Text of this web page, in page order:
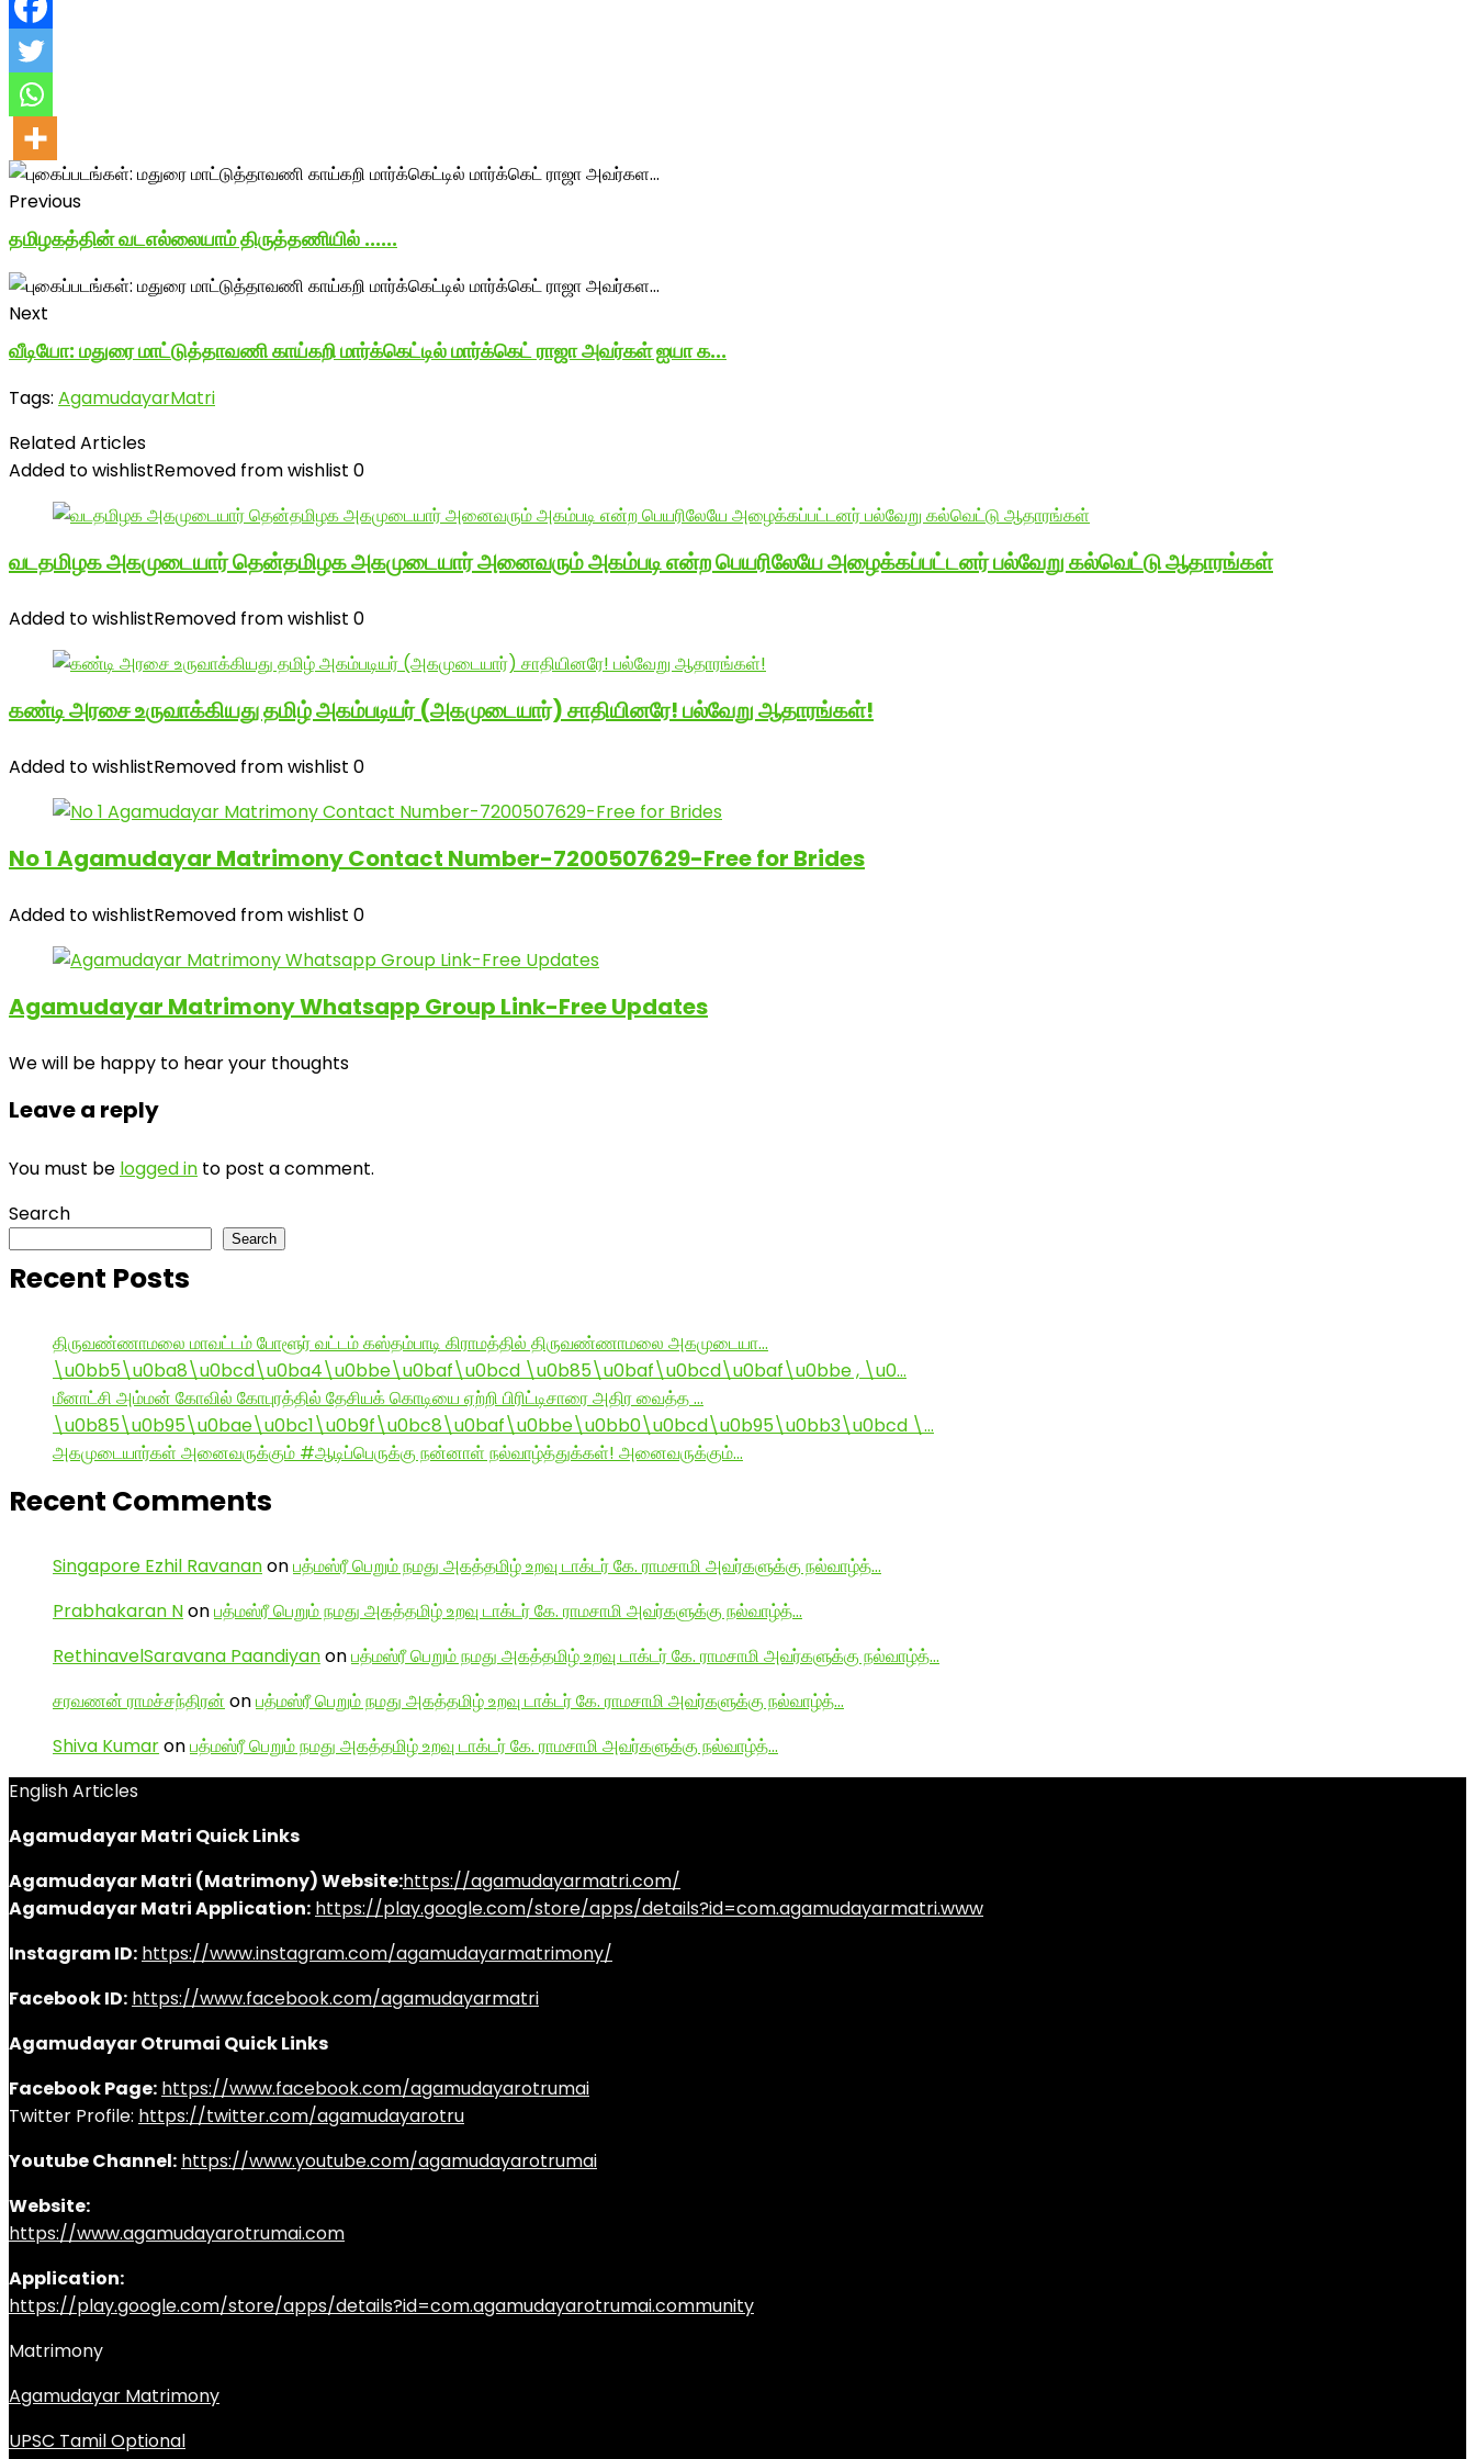
Previous
தமிழகத்தின் வடஎல்லையாம் திருத்தணியில் ......
Next
வீடியோ: மதுரை மாட்டுத்தாவணி காய்கறி மார்க்கெட்டில் மார்க்கெட் ராஜா அவர்கள் ஐயா க...
Tags: AgamudayarMatri
Related Articles
Added to wishlistRemoved from wishlist 0
வடதமிழக அகமுடையார் தென்தமிழக அகமுடையார் அனைவரும் அகம்படி என்ற பெயரிலேயே அழைக்கப்பட்டனர் பல்வேறு கல்வெட்டு ஆதாரங்கள்
Added to wishlistRemoved from wishlist 0
கண்டி அரசை உருவாக்கியது தமிழ் அகம்படியர் (அகமுடையார்) சாதியினரே! பல்வேறு ஆதாரங்கள்!
Added to wishlistRemoved from wishlist 0
No 1 Agamudayar Matrimony Contact Number-7200507629-Free for Brides
Added to wishlistRemoved from wishlist 0
Agamudayar Matrimony Whatsapp Group Link-Free Updates
We will be happy to hear your thoughts
Leave a reply
You must be logged in to post a comment.
Search
Search
Recent Posts
திருவண்ணாமலை மாவட்டம் போளூர் வட்டம் கஸ்தம்பாடி கிராமத்தில் திருவண்ணாமலை அகமுடையா…
\u0bb5\u0ba8\u0bcd\u0ba4\u0bbe\u0baf\u0bcd \u0b85\u0baf\u0bcd\u0baf\u0bbe , \u0…
மீனாட்சி அம்மன் கோவில் கோபுரத்தில் தேசியக் கொடியை ஏற்றி பிரிட்டிசாரை அதிர வைத்த …
\u0b85\u0b95\u0bae\u0bc1\u0b9f\u0bc8\u0baf\u0bbe\u0bb0\u0bcd\u0b95\u0bb3\u0bcd \…
அகமுடையார்கள் அனைவருக்கும் #ஆடிப்பெருக்கு நன்னாள் நல்வாழ்த்துக்கள்! அனைவருக்கும்…
Recent Comments
Singapore Ezhil Ravananonபத்மஸ்ரீ பெறும் நமது அகத்தமிழ் உறவு டாக்டர் கே. ராமசாமி அவர்களுக்கு நல்வாழ்த்…
Prabhakaran Nonபத்மஸ்ரீ பெறும் நமது அகத்தமிழ் உறவு டாக்டர் கே. ராமசாமி அவர்களுக்கு நல்வாழ்த்…
RethinavelSaravana Paandiyanonபத்மஸ்ரீ பெறும் நமது அகத்தமிழ் உறவு டாக்டர் கே. ராமசாமி அவர்களுக்கு நல்வாழ்த்…
சரவணன் ராமச்சந்திரன் onபத்மஸ்ரீ பெறும் நமது அகத்தமிழ் உறவு டாக்டர் கே. ராமசாமி அவர்களுக்கு நல்வாழ்த்…
Shiva Kumaronபத்மஸ்ரீ பெறும் நமது அகத்தமிழ் உறவு டாக்டர் கே. ராமசாமி அவர்களுக்கு நல்வாழ்த்…
English Articles
Agamudayar Matri Quick Links
Agamudayar Matri (Matrimony) Website:https://agamudayarmatri.com/
Agamudayar Matri Application: https://play.google.com/store/apps/details?id=com.agamudayarmatri.www
Instagram ID: https://www.instagram.com/agamudayarmatrimony/
Facebook ID: https://www.facebook.com/agamudayarmatri
Agamudayar Otrumai Quick Links
Facebook Page: https://www.facebook.com/agamudayarotrumai
Twitter Profile: https://twitter.com/agamudayarotru
Youtube Channel: https://www.youtube.com/agamudayarotrumai
Website:
https://www.agamudayarotrumai.com
Application:
https://play.google.com/store/apps/details?id=com.agamudayarotrumai.community
Matrimony
Agamudayar Matrimony
UPSC Tamil Optional